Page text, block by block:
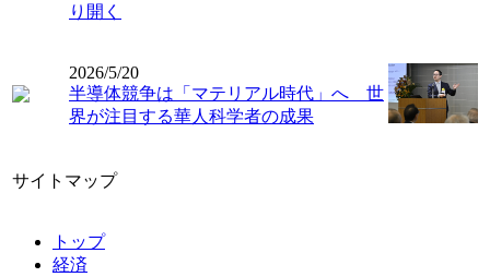
り開く
2026/5/20
半導体競争は「マテリアル時代」へ 世
界が注目する華人科学者の成果
サイトマップ
トップ
経済